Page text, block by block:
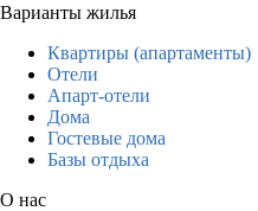
Варианты жилья
Квартиры (апартаменты)
Отели
Апарт-отели
Дома
Гостевые дома
Базы отдыха
О нас